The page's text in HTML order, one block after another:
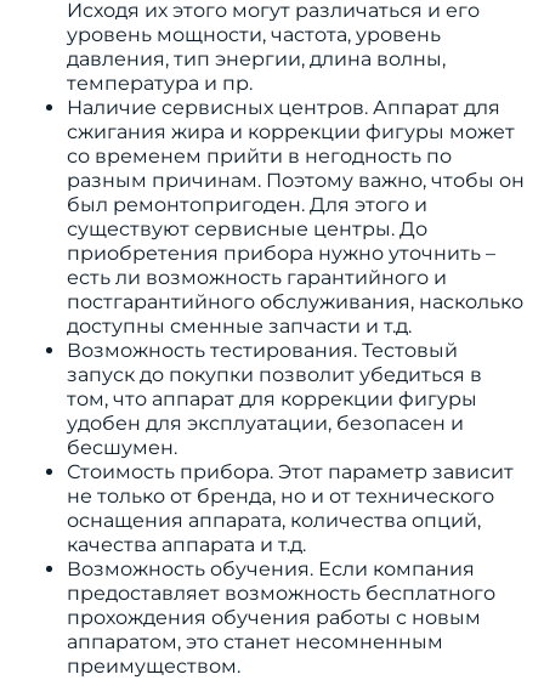
Исходя их этого могут различаться и его
уровень мощности, частота, уровень
давления, тип энергии, длина волны,
температура и пр.
Наличие сервисных центров. Аппарат для
сжигания жира и коррекции фигуры может
со временем прийти в негодность по
разным причинам. Поэтому важно, чтобы он
был ремонтопригоден. Для этого и
существуют сервисные центры. До
приобретения прибора нужно уточнить –
есть ли возможность гарантийного и
постгарантийного обслуживания, насколько
доступны сменные запчасти и т.д.
Возможность тестирования. Тестовый
запуск до покупки позволит убедиться в
том, что аппарат для коррекции фигуры
удобен для эксплуатации, безопасен и
бесшумен.
Стоимость прибора. Этот параметр зависит
не только от бренда, но и от технического
оснащения аппарата, количества опций,
качества аппарата и т.д.
Возможность обучения. Если компания
предоставляет возможность бесплатного
прохождения обучения работы с новым
аппаратом, это станет несомненным
преимуществом.